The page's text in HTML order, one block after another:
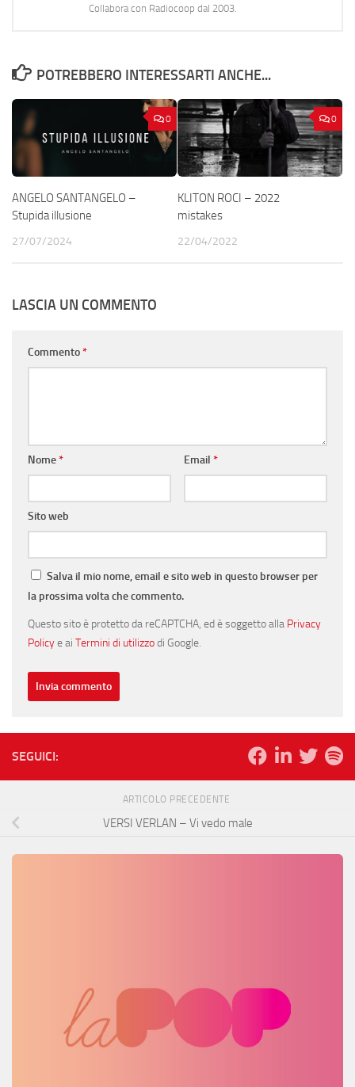
Collabora con Radiocoop dal 2003.
POTREBBERO INTERESSARTI ANCHE...
0
ANGELO SANTANGELO –
Stupida illusione
27/07/2024
0
KLITON ROCI – 2022
mistakes
22/04/2022
LASCIA UN COMMENTO
Commento*
Nome* Email *
Sito web
Salva il mio nome, email e sito web in questo browser per
la prossima volta che commento.
Questo sito è protetto da reCAPTCHA, ed è soggetto alla Privacy
Policye ai Termini di utilizzodi Google.
SEGUICI:
ARTICOLO PRECEDENTE
VERSI VERLAN – Vi vedo male